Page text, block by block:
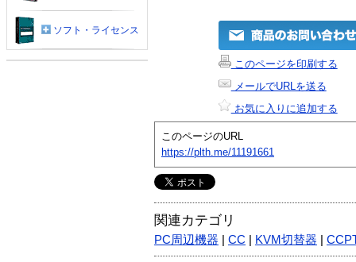
このページを印刷する
メールでURLを送る
お気に入りに追加する
このページのURL
https://plth.me/11191661
関連カテゴリ
PC周辺機器 CC KVM切替器
ソフト・ライセンス